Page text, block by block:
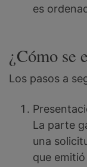
es
¿Cómo se
Los pasos a
La parte
una
que